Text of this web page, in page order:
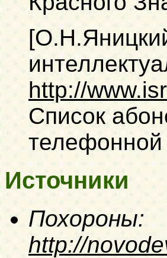
http://
Список
телефонной
Источники
Похороны:
http://